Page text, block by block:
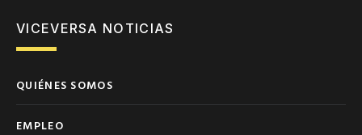
VICEVERSA NOTICIAS
QUIÉNES SOMOS
EMPLEO